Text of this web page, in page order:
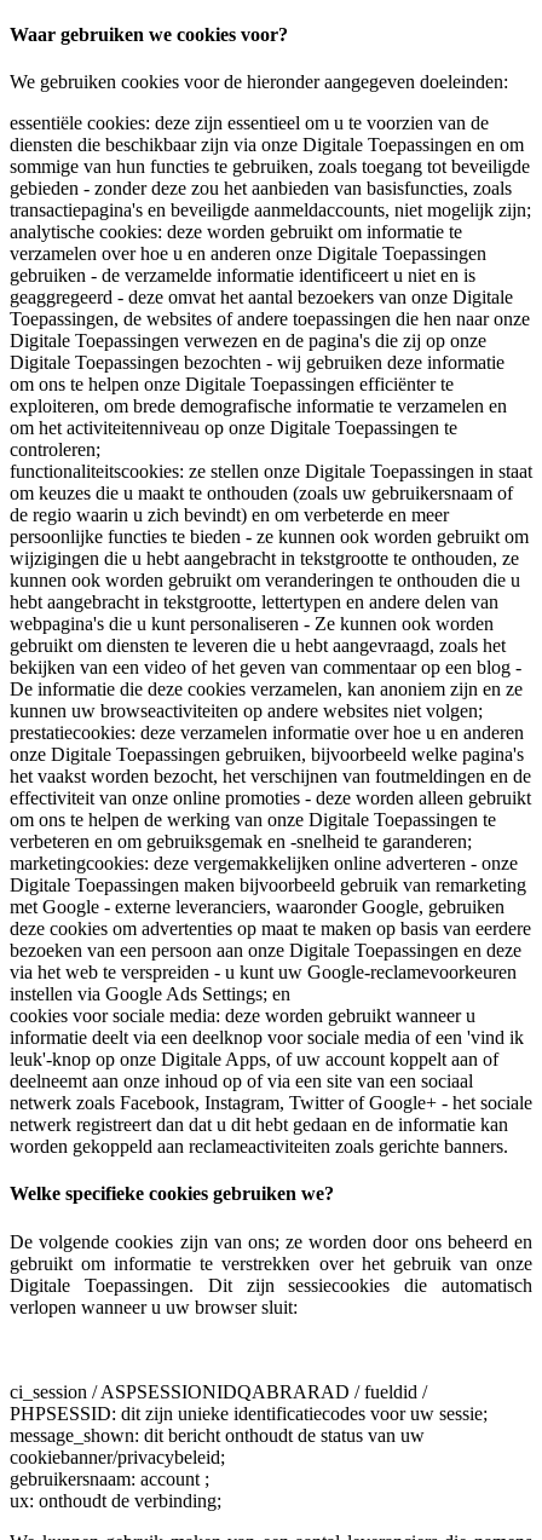
Waar gebruiken we cookies voor?
We gebruiken cookies voor de hieronder aangegeven doeleinden:
essentiële cookies: deze zijn essentieel om u te voorzien van de
diensten die beschikbaar zijn via onze Digitale Toepassingen en om
sommige van hun functies te gebruiken, zoals toegang tot beveiligde
gebieden - zonder deze zou het aanbieden van basisfuncties, zoals
transactiepagina's en beveiligde aanmeldaccounts, niet mogelijk zijn;
analytische cookies: deze worden gebruikt om informatie te
verzamelen over hoe u en anderen onze Digitale Toepassingen
gebruiken - de verzamelde informatie identificeert u niet en is
geaggregeerd - deze omvat het aantal bezoekers van onze Digitale
Toepassingen, de websites of andere toepassingen die hen naar onze
Digitale Toepassingen verwezen en de pagina's die zij op onze
Digitale Toepassingen bezochten - wij gebruiken deze informatie
om ons te helpen onze Digitale Toepassingen efficiënter te
exploiteren, om brede demografische informatie te verzamelen en
om het activiteitenniveau op onze Digitale Toepassingen te
controleren;
functionaliteitscookies: ze stellen onze Digitale Toepassingen in staat
om keuzes die u maakt te onthouden (zoals uw gebruikersnaam of
de regio waarin u zich bevindt) en om verbeterde en meer
persoonlijke functies te bieden - ze kunnen ook worden gebruikt om
wijzigingen die u hebt aangebracht in tekstgrootte te onthouden, ze
kunnen ook worden gebruikt om veranderingen te onthouden die u
hebt aangebracht in tekstgrootte, lettertypen en andere delen van
webpagina's die u kunt personaliseren - Ze kunnen ook worden
gebruikt om diensten te leveren die u hebt aangevraagd, zoals het
bekijken van een video of het geven van commentaar op een blog -
De informatie die deze cookies verzamelen, kan anoniem zijn en ze
kunnen uw browseactiviteiten op andere websites niet volgen;
prestatiecookies: deze verzamelen informatie over hoe u en anderen
onze Digitale Toepassingen gebruiken, bijvoorbeeld welke pagina's
het vaakst worden bezocht, het verschijnen van foutmeldingen en de
effectiviteit van onze online promoties - deze worden alleen gebruikt
om ons te helpen de werking van onze Digitale Toepassingen te
verbeteren en om gebruiksgemak en -snelheid te garanderen;
marketingcookies: deze vergemakkelijken online adverteren - onze
Digitale Toepassingen maken bijvoorbeeld gebruik van remarketing
met Google - externe leveranciers, waaronder Google, gebruiken
deze cookies om advertenties op maat te maken op basis van eerdere
bezoeken van een persoon aan onze Digitale Toepassingen en deze
via het web te verspreiden - u kunt uw Google-reclamevoorkeuren
instellen via Google Ads Settings; en
cookies voor sociale media: deze worden gebruikt wanneer u
informatie deelt via een deelknop voor sociale media of een 'vind ik
leuk'-knop op onze Digitale Apps, of uw account koppelt aan of
deelneemt aan onze inhoud op of via een site van een sociaal
netwerk zoals Facebook, Instagram, Twitter of Google+ - het sociale
netwerk registreert dan dat u dit hebt gedaan en de informatie kan
worden gekoppeld aan reclameactiviteiten zoals gerichte banners.
Welke specifieke cookies gebruiken we?
De volgende cookies zijn van ons; ze worden door ons beheerd en
gebruikt om informatie te verstrekken over het gebruik van onze
Digitale Toepassingen. Dit zijn sessiecookies die automatisch
verlopen wanneer u uw browser sluit:
ci_session / ASPSESSIONIDQABRARAD / fueldid /
PHPSESSID: dit zijn unieke identificatiecodes voor uw sessie;
message_shown: dit bericht onthoudt de status van uw
cookiebanner/privacybeleid;
gebruikersnaam: account ;
ux: onthoudt de verbinding;